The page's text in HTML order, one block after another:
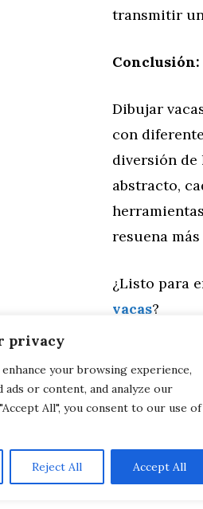
privacy
your browsing experience,
ads or content, and analyze our
All", you consent to our use of
Reject All Accept All
transmitir
Dibujar
con
diversión
abstracto,
resuena
¿Listo para
vacas?
Aprende a
Muévete
Granada